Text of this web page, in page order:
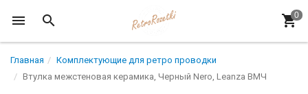
Главная
Комплектующие для ретро проводки
Втулка межстеновая керамика, Черный Nero, Leanza ВМЧ